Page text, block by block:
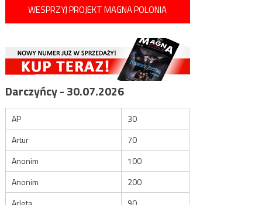
WESPRZYJ PROJEKT MAGNA POLONIA
Darczyńcy - 30.07.2026
AP
30
Artur
70
Anonim
100
Anonim
200